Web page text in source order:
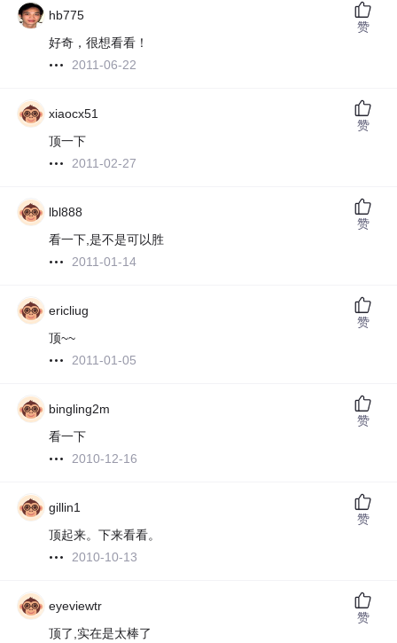
hb775
好奇，很想看看！
2011-06-22
赞
xiaocx51
顶一下
2011-02-27
赞
lbl888
看一下,是不是可以胜
2011-01-14
赞
ericliug
顶~~
2011-01-05
赞
bingling2m
看一下
2010-12-16
赞
gillin1
顶起来。下来看看。
2010-10-13
赞
eyeviewtr
顶了,实在是太棒了
赞